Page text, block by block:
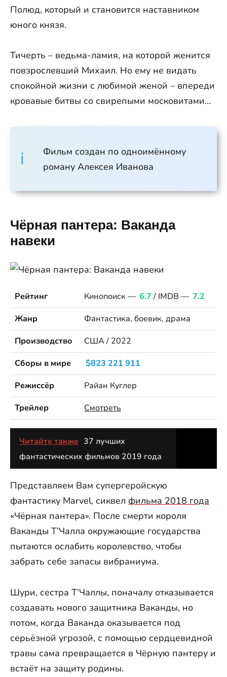
Полюд, который и становится наставником
юного князя.
Тичерть – ведьма-ламия, на которой женится
повзрослевший Михаил. Но ему не видать
спокойной жизни с любимой женой – впереди
кровавые битвы со свирепыми московитами…
Фильм создан по одноимённому
роману Алексея Иванова
Чёрная пантера: Ваканда
навеки
Рейтинг Кинопоиск — 6.7 / IMDB — 7.2
Жанр
Фантастика, боевик, драма
Производство
США / 2022
Сборы в мире
$823 221 911
Режиссёр
Райан Куглер
Трейлер
Смотреть
Читайте также 37 лучших
фантастических фильмов 2019 года
Представляем Вам супергеройскую
фантастику Marvel, сиквел фильма 2018 года
«Чёрная пантера». После смерти короля
Ваканды Т’Чалла окружающие государства
пытаются ослабить королевство, чтобы
забрать себе запасы вибраниума.
Шури, сестра Т’Чаллы, поначалу отказывается
создавать нового защитника Ваканды, но
потом, когда Ваканда оказывается под
серьёзной угрозой, с помощью сердцевидной
травы сама превращается в Чёрную пантеру и
встаёт на защиту родины.